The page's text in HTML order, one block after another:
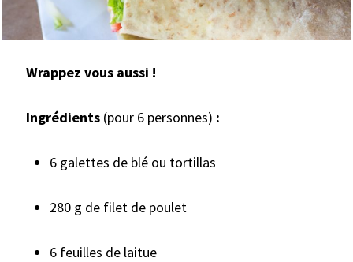
Wrappez vous aussi !
Ingrédients (pour 6 personnes) :
6 galettes de blé ou tortillas
280 g de filet de poulet
6 feuilles de laitue